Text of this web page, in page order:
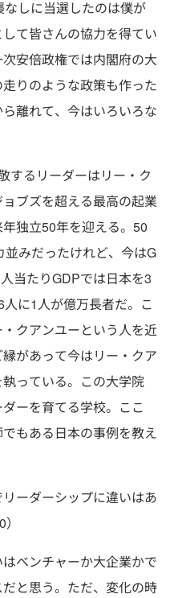
しに当選したのは僕が
て皆さんの協力を得てい
安倍政権では内閣府の大
りのような政策も作った
離れて、今はいろいろな
するリーダーはリー・ク
ブズを超える最高の起業
独立50年を迎える。50
みだったけれど、今はG
当たりGDPでは日本を3
に1人が億万長者だ。こ
クアンユーという人を近
があって今はリー・クア
っている。この大学院
ーを育てる学校。ここ
もある日本の事例を教え
ーダーシップに違いはあ
ベンチャーか大企業かで
と思う。ただ、変化の時